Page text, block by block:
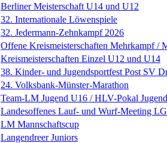
Berliner Meisterschaft U14 und U12
32. Internationale Löwenspiele
32. Jedermann-Zehnkampf 2026
Offene Kreismeisterschaften Mehrkampf /
Kreismeisterschaften Einzel U12 und U14
38. Kinder- und Jugendsportfest Post SV
24. Volksbank-Münster-Marathon
Team-LM Jugend U16 / HLV-Pokal
Landesoffenes Lauf- und Wurf-Meeting
LM Mannschaftscup
Langendreer Juniors